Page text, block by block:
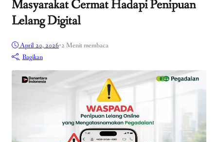
Masyarakat Cermat Hadapi Penipuan
Lelang Digital
April 20, 2026•2 Menit membaca
Bagikan